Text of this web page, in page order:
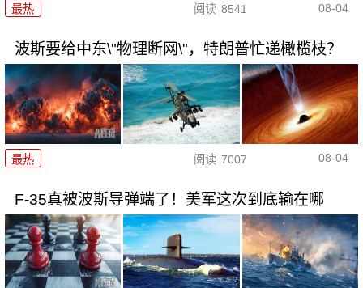
最热 阅读 8541 08-04
波斯要给中东\"物理断网\"，特朗普忙递橄榄枝？
最热 阅读 7007 08-04
F-35真被波斯导弹端了！美军这次到底输在哪